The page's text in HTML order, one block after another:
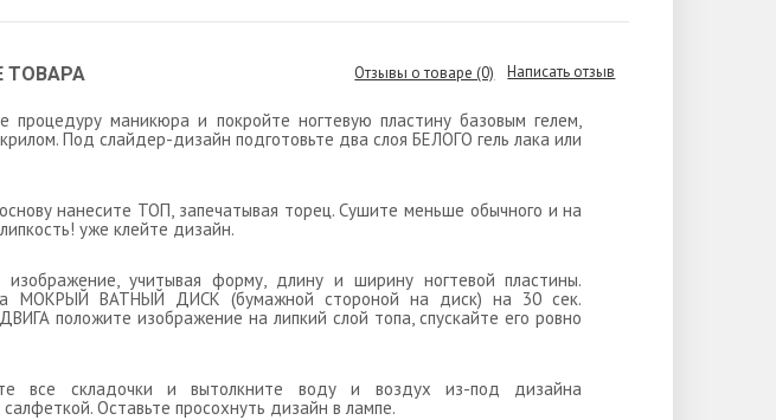
ТОВАРА Отзывы о товаре (0) Написать отзыв
процедуру маникюра и покройте ногтевую пластину базовым гелем,
Под слайдер-дизайн подготовьте два слоя БЕЛОГО гель лака или
нанесите ТОП, запечатывая торец. Сушите меньше обычного и на
уже клейте дизайн.
изображение, учитывая форму, длину и ширину ногтевой пластины.
МОКРЫЙ ВАТНЫЙ ДИСК (бумажной стороной на диск) на 30 сек.
положите изображение на липкий слой топа, спускайте его ровно
все складочки и вытолкните воду и воздух из-под дизайна
салфеткой. Оставьте просохнуть дизайн в лампе.